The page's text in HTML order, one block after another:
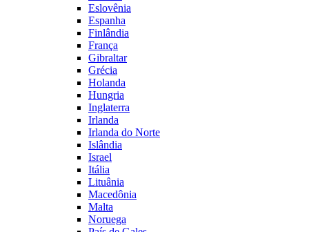
Eslovênia
Espanha
Finlândia
França
Gibraltar
Grécia
Holanda
Hungria
Inglaterra
Irlanda
Irlanda do Norte
Islândia
Israel
Itália
Lituânia
Macedônia
Malta
Noruega